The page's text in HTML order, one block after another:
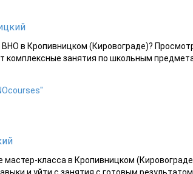
ВНО в Кропивницком (Кировограде)?
комплексные занятия по школьным
класса в Кропивницком